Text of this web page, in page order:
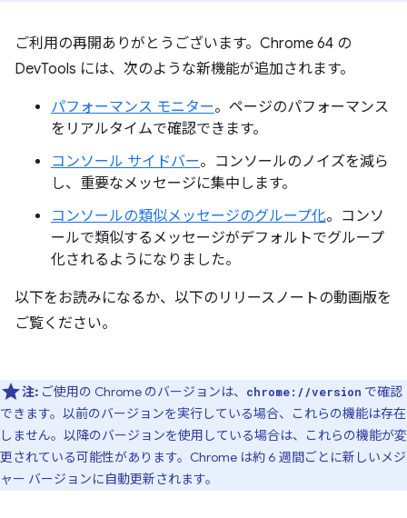
ご利用の再開ありがとうございます。Chrome 64 の
DevTools には、次のような新機能が追加されます。
パフォーマンス モニター。ページのパフォーマンス
をリアルタイムで確認できます。
コンソール サイドバー。コンソールのノイズを減ら
し、重要なメッセージに集中します。
コンソールの類似メッセージのグループ化。コンソ
ールで類似するメッセージがデフォルトでグループ
化されるようになりました。
以下をお読みになるか、以下のリリースノートの動画版を
ご覧ください。
注: ご使用の Chrome のバージョンは、 chrome://version で確認
できます。以前のバージョンを実行している場合、これらの機能は存在
しません。以降のバージョンを使用している場合は、これらの機能が変
更されている可能性があります。Chrome は約 6 週間ごとに新しいメジ
ャー バージョンに自動更新されます。